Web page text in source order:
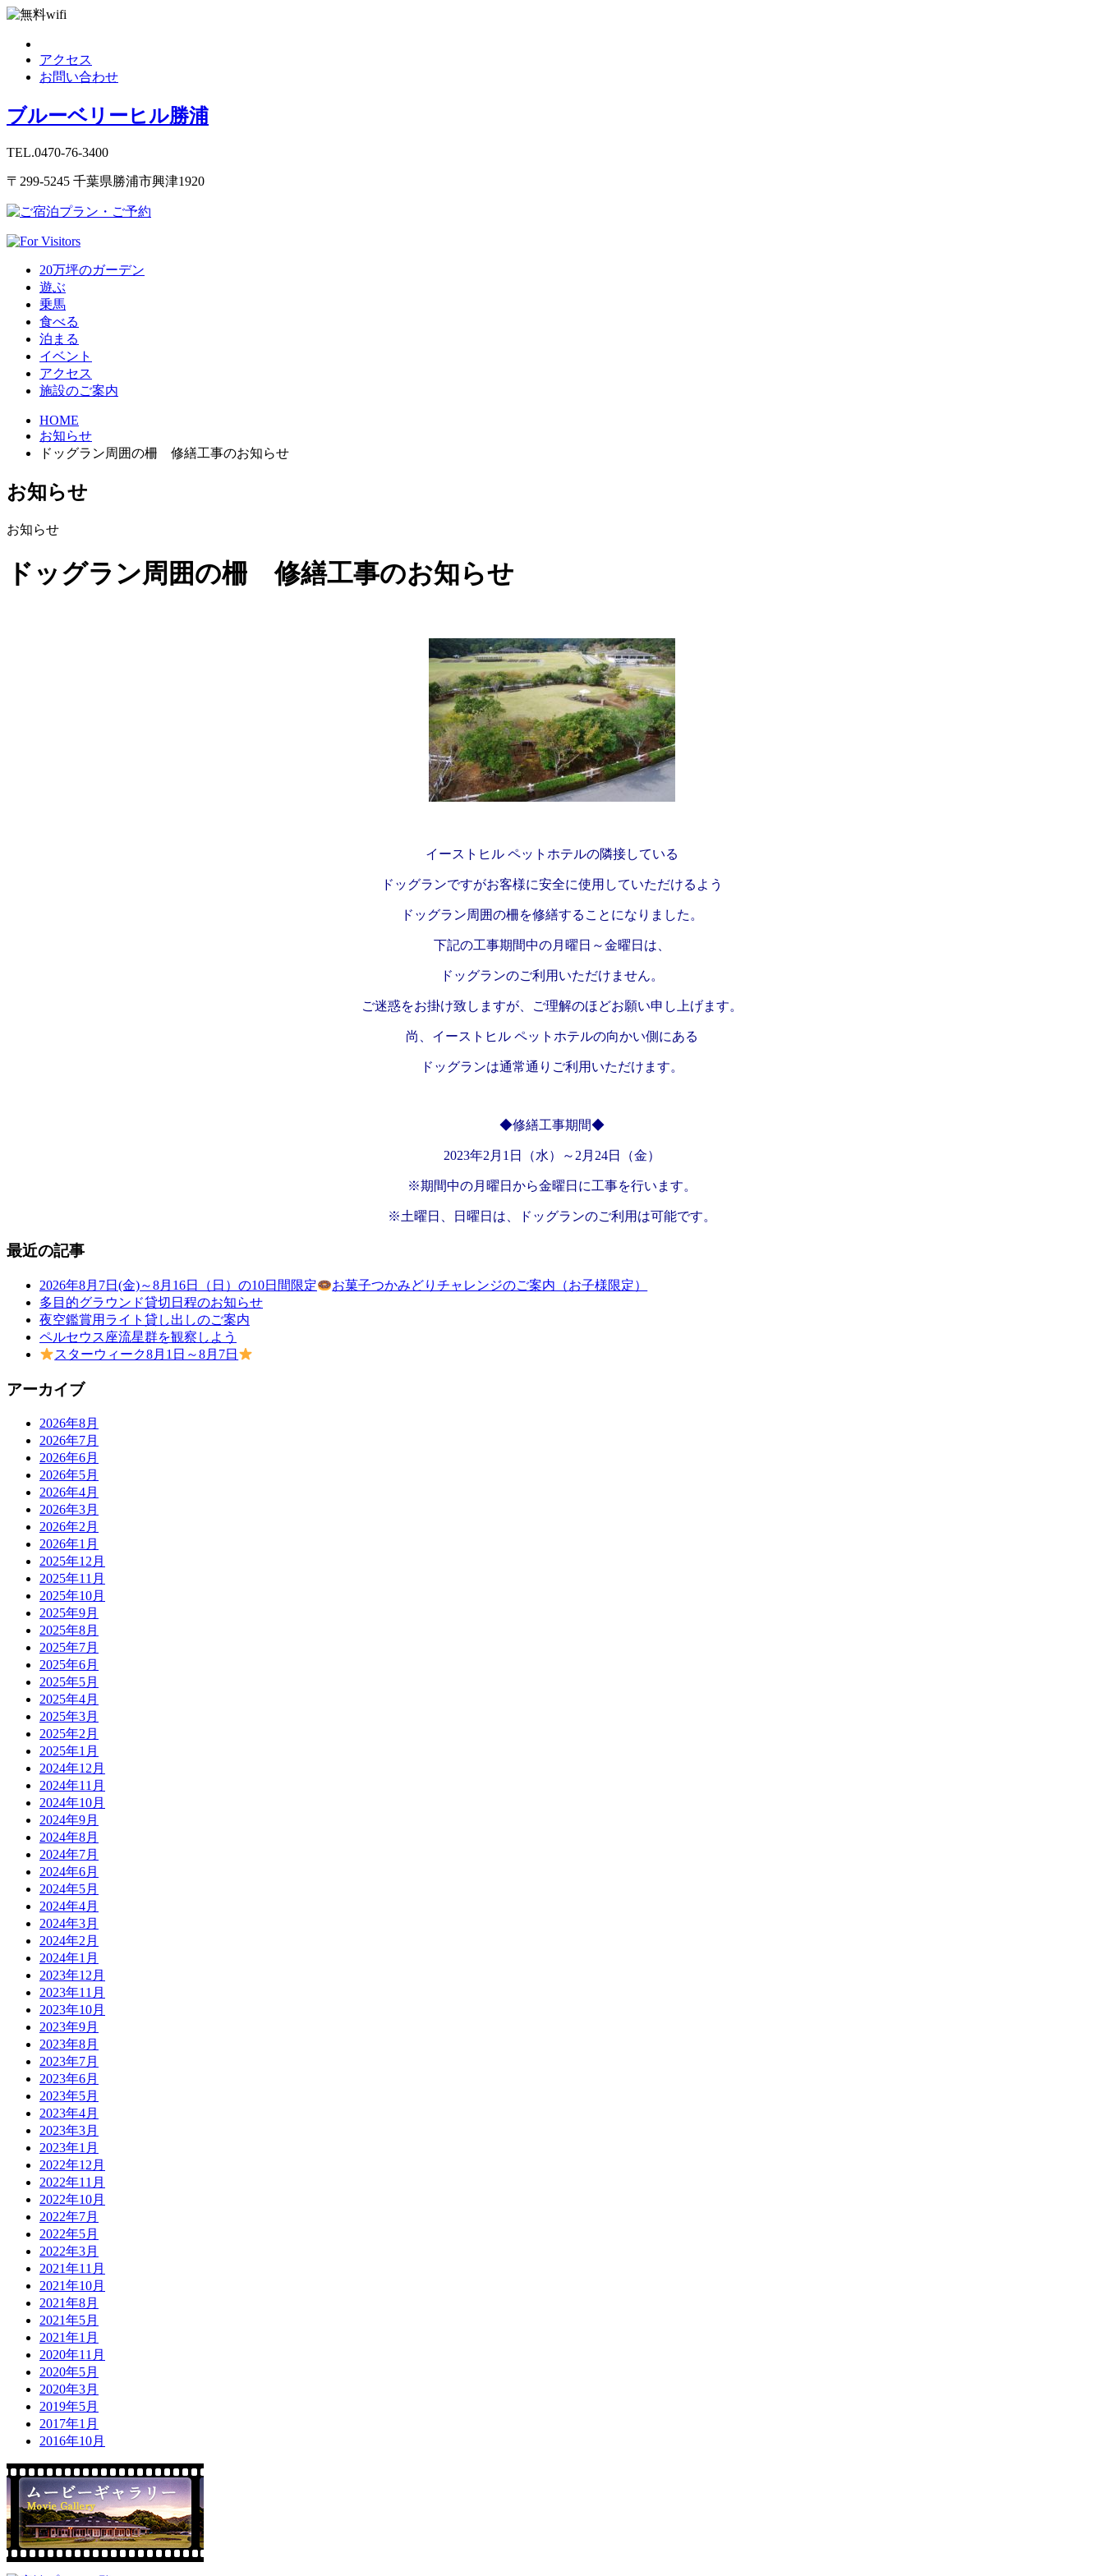
アクセス
お問い合わせ
ブルーベリーヒル勝浦
TEL.0470-76-3400
〒299-5245 千葉県勝浦市興津1920
20万坪のガーデン
遊ぶ
乗馬
食べる
泊まる
イベント
アクセス
施設のご案内
HOME
お知らせ
ドッグラン周囲の柵 修繕工事のお知らせ
お知らせ
お知らせ
ドッグラン周囲の柵 修繕工事のお知らせ
イーストヒル ペットホテルの隣接している
ドッグランですがお客様に安全に使用していただけるよう
ドッグラン周囲の柵を修繕することになりました。
下記の工事期間中の月曜日～金曜日は、
ドッグランのご利用いただけません。
ご迷惑をお掛け致しますが、ご理解のほどお願い申し上げます。
尚、イーストヒル ペットホテルの向かい側にある
ドッグランは通常通りご利用いただけます。
◆修繕工事期間◆
2023年2月1日（水）～2月24日（金）
※期間中の月曜日から金曜日に工事を行います。
※土曜日、日曜日は、ドッグランのご利用は可能です。
最近の記事
2026年8月7日(金)～8月16日（日）の10日間限定
お菓子つかみどりチャレンジのご案内（お子様限定）
多目的グラウンド貸切日程のお知らせ
夜空鑑賞用ライト貸し出しのご案内
ペルセウス座流星群を観察しよう
スターウィーク8月1日～8月7日
アーカイブ
2026年8月
2026年7月
2026年6月
2026年5月
2026年4月
2026年3月
2026年2月
2026年1月
2025年12月
2025年11月
2025年10月
2025年9月
2025年8月
2025年7月
2025年6月
2025年5月
2025年4月
2025年3月
2025年2月
2025年1月
2024年12月
2024年11月
2024年10月
2024年9月
2024年8月
2024年7月
2024年6月
2024年5月
2024年4月
2024年3月
2024年2月
2024年1月
2023年12月
2023年11月
2023年10月
2023年9月
2023年8月
2023年7月
2023年6月
2023年5月
2023年4月
2023年3月
2023年1月
2022年12月
2022年11月
2022年10月
2022年7月
2022年5月
2022年3月
2021年11月
2021年10月
2021年8月
2021年5月
2021年1月
2020年11月
2020年5月
2020年3月
2019年5月
2017年1月
2016年10月